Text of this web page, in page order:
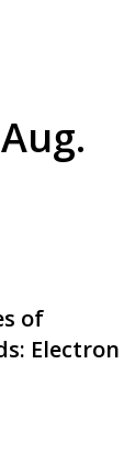
of
Electron